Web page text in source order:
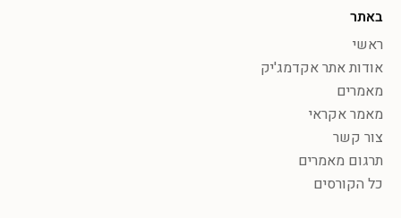
באתר
ראשי
אודות אתר אקדמג'יק
מאמרים
מאמר אקראי
צור קשר
תרגום מאמרים
כל הקורסים